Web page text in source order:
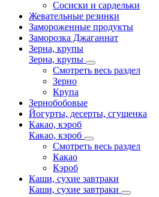
Сосиски и сардельки
Жевательные резинки
Замороженные продукты
Заморозка Джаганнат
Зерна, крупы
Зерна, крупы
Смотреть весь раздел
Зерно
Крупа
Зернобобовые
Йогурты, десерты, сгущенка
Какао, кэроб
Какао, кэроб
Смотреть весь раздел
Какао
Кэроб
Каши, сухие завтраки
Каши, сухие завтраки